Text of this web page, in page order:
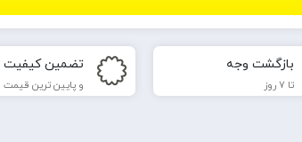
بازگشت وجه
تا 7 روز
تضمین کیفیت
و پایین ترین قیمت